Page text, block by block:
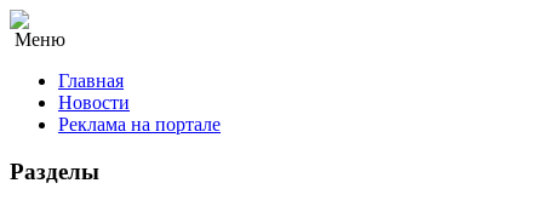
Меню
Главная
Новости
Реклама на портале
Разделы